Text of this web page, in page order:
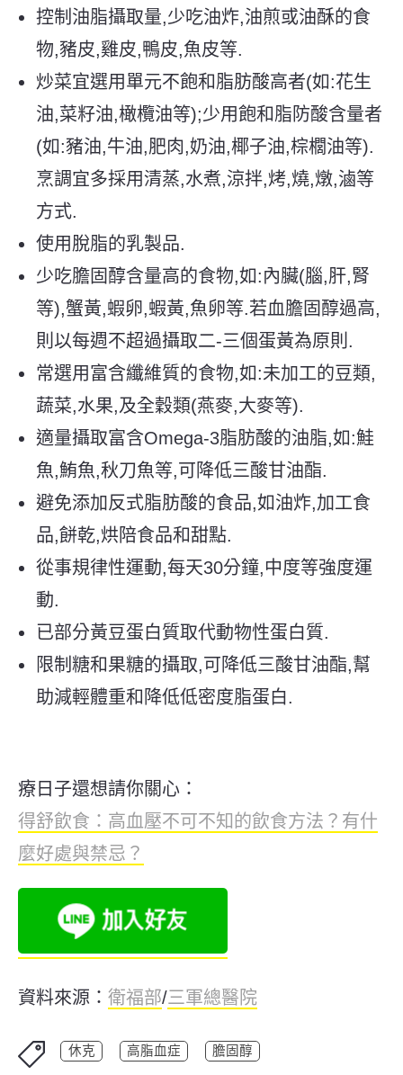
控制油脂攝取量,少吃油炸,油煎或油酥的食
物,豬皮,雞皮,鴨皮,魚皮等.
炒菜宜選用單元不飽和脂肪酸高者(如:花生
油,菜籽油,橄欖油等);少用飽和脂防酸含量者
(如:豬油,牛油,肥肉,奶油,椰子油,棕櫚油等).
烹調宜多採用清蒸,水煮,涼拌,烤,燒,燉,滷等
方式.
使用脫脂的乳製品.
少吃膽固醇含量高的食物,如:內臟(腦,肝,腎
等),蟹黃,蝦卵,蝦黃,魚卵等.若血膽固醇過高,
則以每週不超過攝取二-三個蛋黃為原則.
常選用富含纖維質的食物,如:未加工的豆類,
蔬菜,水果,及全穀類(燕麥,大麥等).
適量攝取富含Omega-3脂肪酸的油脂,如:鮭
魚,鮪魚,秋刀魚等,可降低三酸甘油酯.
避免添加反式脂肪酸的食品,如油炸,加工食
品,餅乾,烘陪食品和甜點.
從事規律性運動,每天30分鐘,中度等強度運
動.
已部分黃豆蛋白質取代動物性蛋白質.
限制糖和果糖的攝取,可降低三酸甘油酯,幫
助減輕體重和降低低密度脂蛋白.
療日子還想請你關心：
得舒飲食：高血壓不可不知的飲食方法？有什
麼好處與禁忌？
資料來源： 衛福部/三軍總醫院
休克 高脂血症 膽固醇